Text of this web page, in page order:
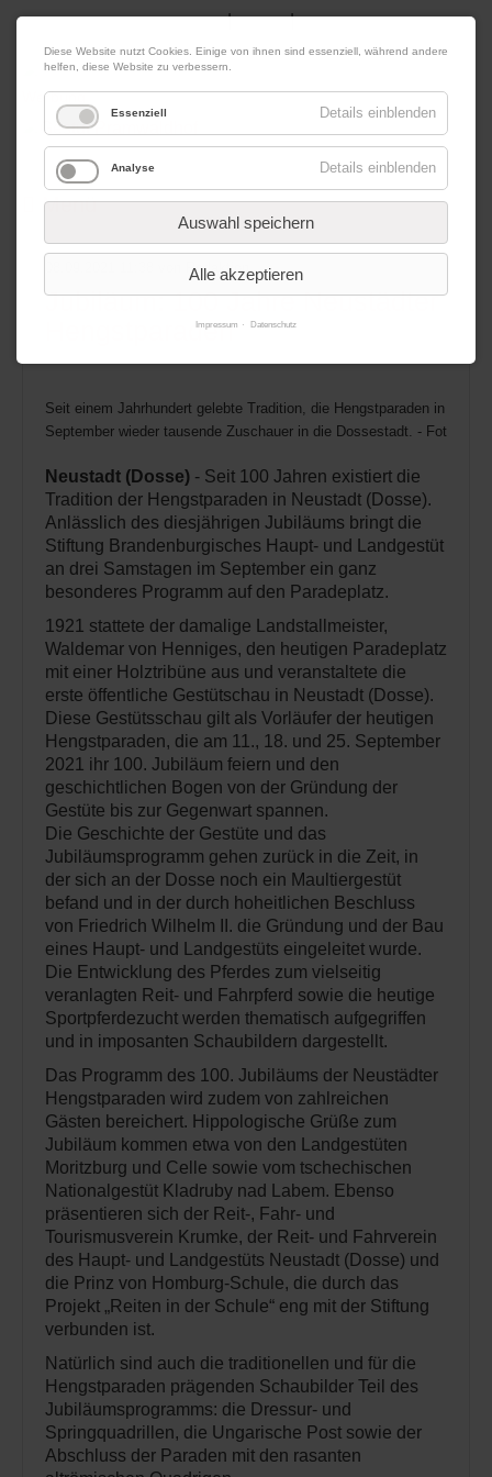
07. August 2026 Impressum|Kontakt|Datenschutz
Werbung
Menü
von Redaktion
Jubiläum: 100 Jahre Neustädter
Hengstparaden
Seit einem Jahrhundert gelebte Tradition, die Hengstparaden in
September wieder tausende Zuschauer in die Dossestadt. - Foto:
Neustadt (Dosse) - Seit 100 Jahren existiert die
Tradition der Hengstparaden in Neustadt (Dosse).
Anlässlich des diesjährigen Jubiläums bringt die
Stiftung Brandenburgisches Haupt- und Landgestüt
an drei Samstagen im September ein ganz
besonderes Programm auf den Paradeplatz.
1921 stattete der damalige Landstallmeister,
Waldemar von Henniges, den heutigen Paradeplatz
mit einer Holztribüne aus und veranstaltete die
erste öffentliche Gestütschau in Neustadt (Dosse).
Diese Gestütsschau gilt als Vorläufer der heutigen
Hengstparaden, die am 11., 18. und 25. September
2021 ihr 100. Jubiläum feiern und den
geschichtlichen Bogen von der Gründung der
Gestüte bis zur Gegenwart spannen.
Die Geschichte der Gestüte und das
Jubiläumsprogramm gehen zurück in die Zeit, in
der sich an der Dosse noch ein Maultiergestüt
befand und in der durch hoheitlichen Beschluss
von Friedrich Wilhelm II. die Gründung und der Bau
eines Haupt- und Landgestüts eingeleitet wurde.
Die Entwicklung des Pferdes zum vielseitig
veranlagten Reit- und Fahrpferd sowie die heutige
Sportpferdezucht werden thematisch aufgegriffen
und in imposanten Schaubildern dargestellt.
Das Programm des 100. Jubiläums der Neustädter
Hengstparaden wird zudem von zahlreichen
Gästen bereichert. Hippologische Grüße zum
Jubiläum kommen etwa von den Landgestüten
Moritzburg und Celle sowie vom tschechischen
Nationalgestüt Kladruby nad Labem. Ebenso
präsentieren sich der Reit-, Fahr- und
Tourismusverein Krumke, der Reit- und Fahrverein
des Haupt- und Landgestüts Neustadt (Dosse) und
die Prinz von Homburg-Schule, die durch das
Projekt „Reiten in der Schule“ eng mit der Stiftung
verbunden ist.
Natürlich sind auch die traditionellen und für die
Hengstparaden prägenden Schaubilder Teil des
Jubiläumsprogramms: die Dressur- und
Springquadrillen, die Ungarische Post sowie der
Abschluss der Paraden mit den rasanten
Diese Website nutzt Cookies. Einige von ihnen sind essenziell, während andere
helfen, diese Website zu verbessern.
Essenziell Details einblenden
Analyse Details einblenden
Auswahl speichern
Alle akzeptieren
Impressum Datenschutz